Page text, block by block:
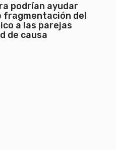
podrían ayudar
fragmentación del
a las parejas
de causa